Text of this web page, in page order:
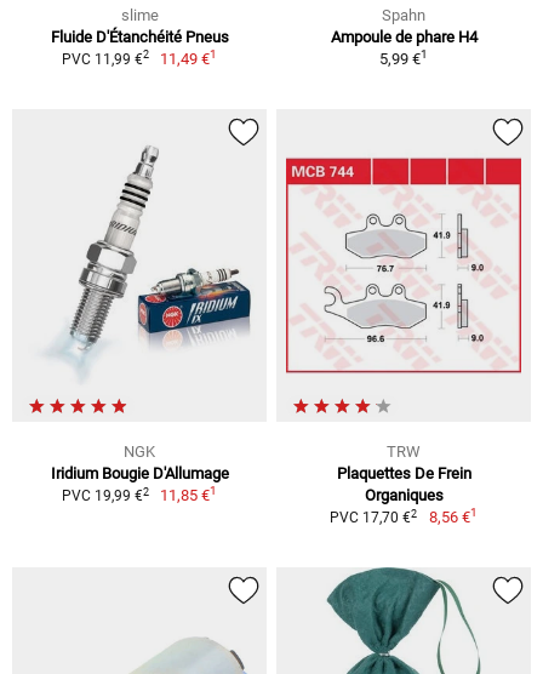
slime
Fluide D'Étanchéité Pneus
PVC 11,99 €2 11,49 €1
Spahn
Ampoule de phare H4
5,99 €1
NGK
Iridium Bougie D'Allumage
PVC 19,99 €2 11,85 €1
TRW
Plaquettes De Frein
Organiques
PVC 17,70 €2 8,56 €1